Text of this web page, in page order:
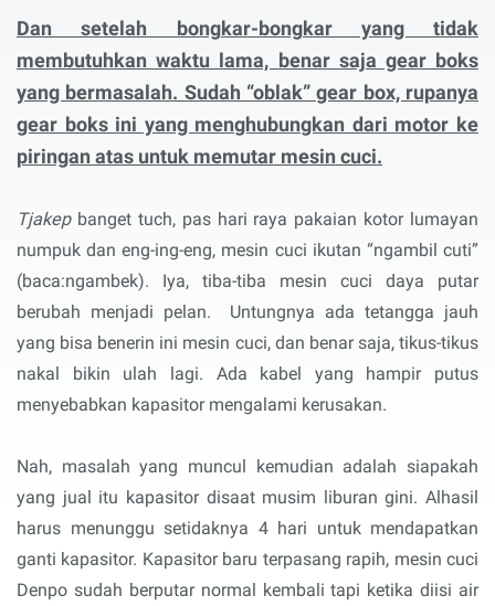
Dan setelah bongkar-bongkar yang tidak
membutuhkan waktu lama, benar saja gear boks
yang bermasalah. Sudah “oblak” gear box, rupanya
gear boks ini yang menghubungkan dari motor ke
piringan atas untuk memutar mesin cuci.
Tjakep banget tuch, pas hari raya pakaian kotor lumayan
numpuk dan eng-ing-eng, mesin cuci ikutan “ngambil cuti”
(baca:ngambek). Iya, tiba-tiba mesin cuci daya putar
berubah menjadi pelan. Untungnya ada tetangga jauh
yang bisa benerin ini mesin cuci, dan benar saja, tikus-tikus
nakal bikin ulah lagi. Ada kabel yang hampir putus
menyebabkan kapasitor mengalami kerusakan.
Nah, masalah yang muncul kemudian adalah siapakah
yang jual itu kapasitor disaat musim liburan gini. Alhasil
harus menunggu setidaknya 4 hari untuk mendapatkan
ganti kapasitor. Kapasitor baru terpasang rapih, mesin cuci
Denpo sudah berputar normal kembali tapi ketika diisi air